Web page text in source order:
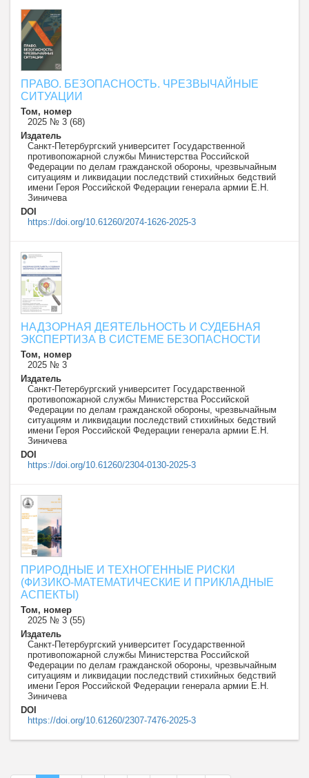
ПРАВО. БЕЗОПАСНОСТЬ. ЧРЕЗВЫЧАЙНЫЕ
СИТУАЦИИ
Том, номер
2025 № 3 (68)
Издатель
Санкт-Петербургский университет Государственной
противопожарной службы Министерства Российской
Федерации по делам гражданской обороны, чрезвычайным
ситуациям и ликвидации последствий стихийных бедствий
имени Героя Российской Федерации генерала армии Е.Н.
Зиничева
DOI
https://doi.org/10.61260/2074-1626-2025-3
НАДЗОРНАЯ ДЕЯТЕЛЬНОСТЬ И СУДЕБНАЯ
ЭКСПЕРТИЗА В СИСТЕМЕ БЕЗОПАСНОСТИ
Том, номер
2025 № 3
Издатель
Санкт-Петербургский университет Государственной
противопожарной службы Министерства Российской
Федерации по делам гражданской обороны, чрезвычайным
ситуациям и ликвидации последствий стихийных бедствий
имени Героя Российской Федерации генерала армии Е.Н.
Зиничева
DOI
https://doi.org/10.61260/2304-0130-2025-3
ПРИРОДНЫЕ И ТЕХНОГЕННЫЕ РИСКИ
(ФИЗИКО-МАТЕМАТИЧЕСКИЕ И ПРИКЛАДНЫЕ
АСПЕКТЫ)
Том, номер
2025 № 3 (55)
Издатель
Санкт-Петербургский университет Государственной
противопожарной службы Министерства Российской
Федерации по делам гражданской обороны, чрезвычайным
ситуациям и ликвидации последствий стихийных бедствий
имени Героя Российской Федерации генерала армии Е.Н.
Зиничева
DOI
https://doi.org/10.61260/2307-7476-2025-3